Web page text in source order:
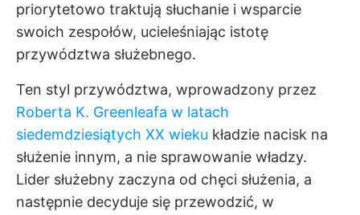
priorytetowo traktują słuchanie i wsparcie
swoich zespołów, ucieleśniając istotę
przywództwa służebnego.
Ten styl przywództwa, wprowadzony przez
Roberta K. Greenleafa w latach
siedemdziesiątych XX wieku kładzie nacisk na
służenie innym, a nie sprawowanie władzy.
Lider służebny zaczyna od chęci służenia, a
następnie decyduje się przewodzić, w